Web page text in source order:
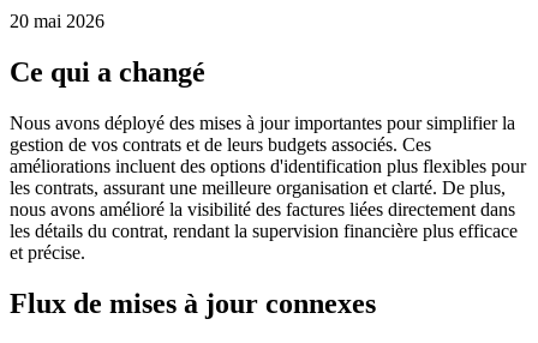
20 mai 2026
Ce qui a changé
Nous avons déployé des mises à jour importantes pour simplifier la
gestion de vos contrats et de leurs budgets associés. Ces
améliorations incluent des options d'identification plus flexibles pour
les contrats, assurant une meilleure organisation et clarté. De plus,
nous avons amélioré la visibilité des factures liées directement dans
les détails du contrat, rendant la supervision financière plus efficace
et précise.
Flux de mises à jour connexes